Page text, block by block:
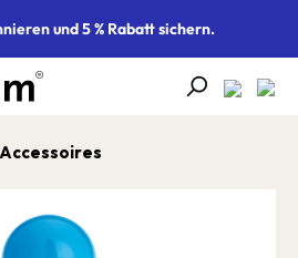
und 5 % Rabatt sichern.
Accessoires